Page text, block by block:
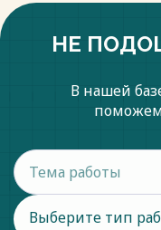
НЕ
В нашей
Выберите тип